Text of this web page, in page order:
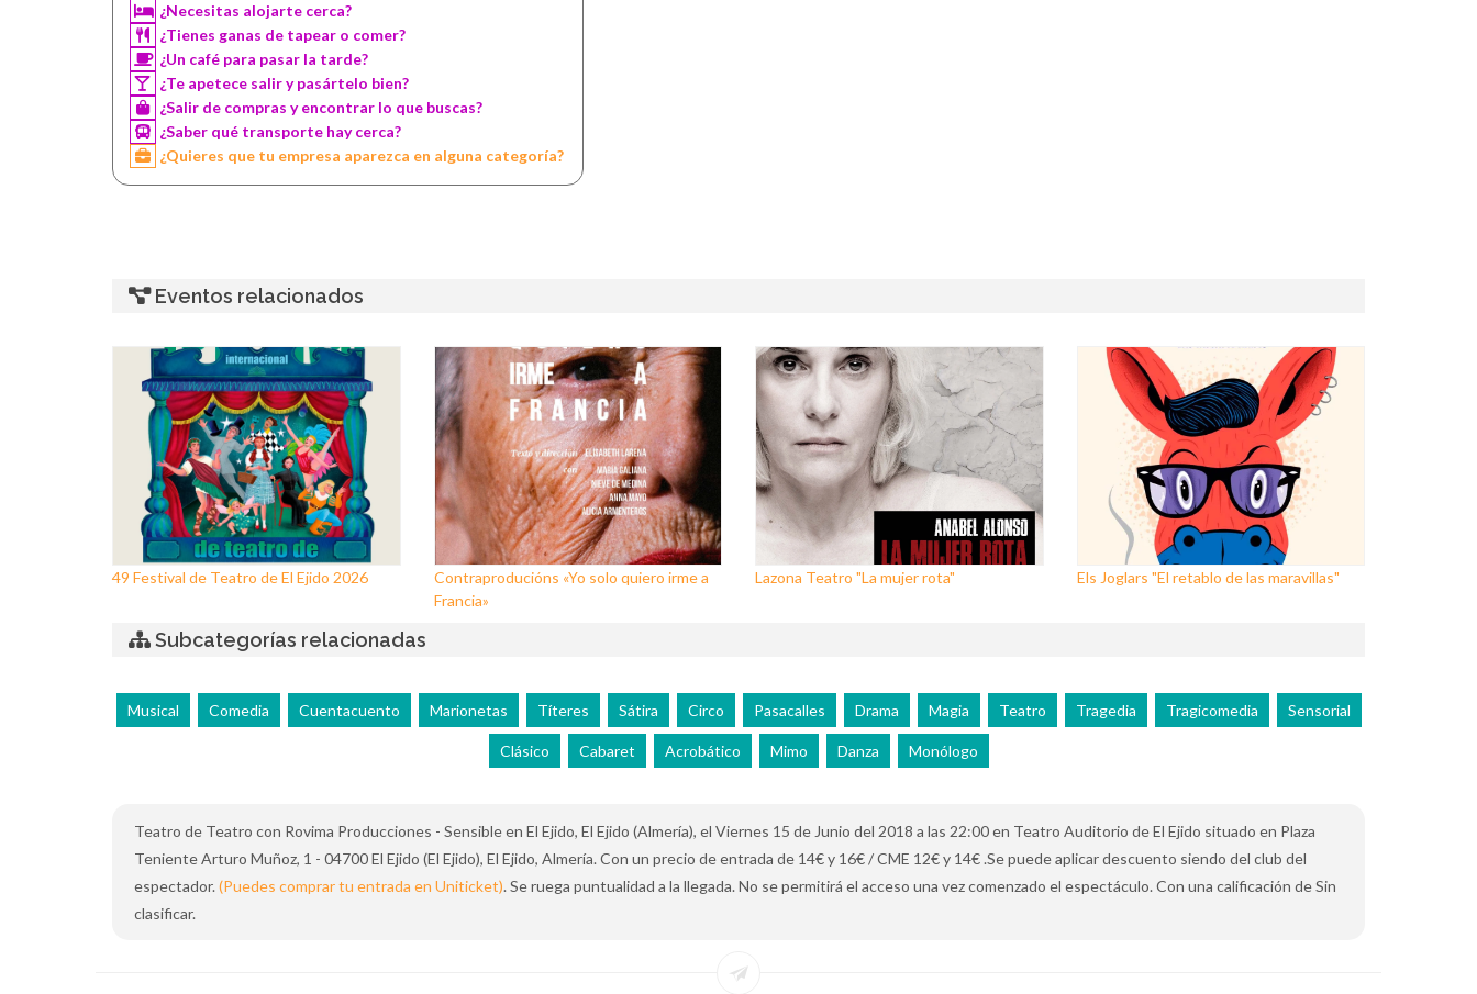
¿Necesitas alojarte cerca?
¿Tienes ganas de tapear o comer?
¿Un café para pasar la tarde?
¿Te apetece salir y pasártelo bien?
¿Salir de compras y encontrar lo que buscas?
¿Saber qué transporte hay cerca?
¿Quieres que tu empresa aparezca en alguna categoría?
Eventos relacionados
49 Festival de Teatro de El Ejido 2026
Contraproducións «Yo solo quiero irme a
Francia»
Lazona Teatro "La mujer rota" Els Joglars "El retablo de las maravillas"
Subcategorías relacionadas
Musical Comedia Cuentacuento Marionetas Títeres Sátira Circo Pasacalles Drama Magia Teatro Tragedia Tragicomedia Sensorial
Clásico Cabaret Acrobático Mimo Danza Monólogo
Teatro de Teatro con Rovima Producciones - Sensible en El Ejido, El Ejido (Almería), el Viernes 15 de Junio del 2018 a las 22:00 en Teatro Auditorio de El Ejido situado en Plaza
Teniente Arturo Muñoz, 1 - 04700 El Ejido (El Ejido), El Ejido, Almería. Con un precio de entrada de 14€ y 16€ / CME 12€ y 14€ .Se puede aplicar descuento siendo del club del
espectador. (Puedes comprar tu entrada en Uniticket). Se ruega puntualidad a la llegada. No se permitirá el acceso una vez comenzado el espectáculo. Con una calificación de Sin
clasificar.